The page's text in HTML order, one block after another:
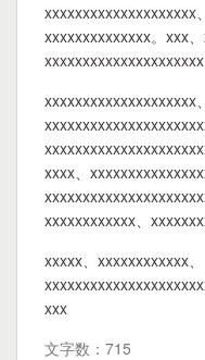
xxxxxxxxxxxxxxxxxxxx
xxxxxxxxxxxxxx。xxx、
xxxxxxxxxxxxxxxxxxxxx
xxxxxxxxxxxxxxxxxxxx、
xxxx、
xxxxxxxxxxxx、
xxxxx、xxxxxxxxxxxx、
xxx
文字数：715